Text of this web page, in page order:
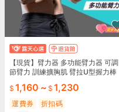
【現貨】臂力器 多功能臂力器 可調
節臂力 訓練擴胸肌 臂拉U型握力棒
1,160 ~ 1,230
運費券 折扣碼